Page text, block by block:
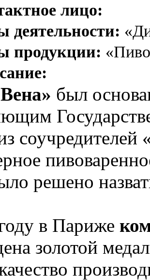
лицо:
продукции:
был
соучредителей
решено
в Париже
золотой